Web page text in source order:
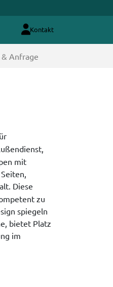
Kontakt
Anfrage
mit
Diese
zu
spiegeln
bietet Platz
im